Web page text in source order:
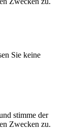
Sie keine
stimme der
Zwecken zu.